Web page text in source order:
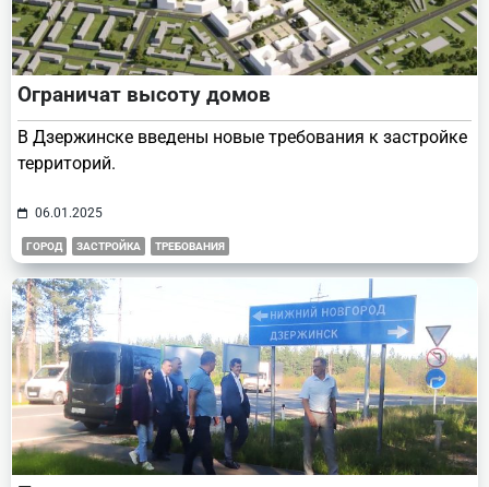
Ограничат высоту домов
В Дзержинске введены новые требования к застройке
территорий.
06.01.2025
ГОРОД ЗАСТРОЙКА ТРЕБОВАНИЯ